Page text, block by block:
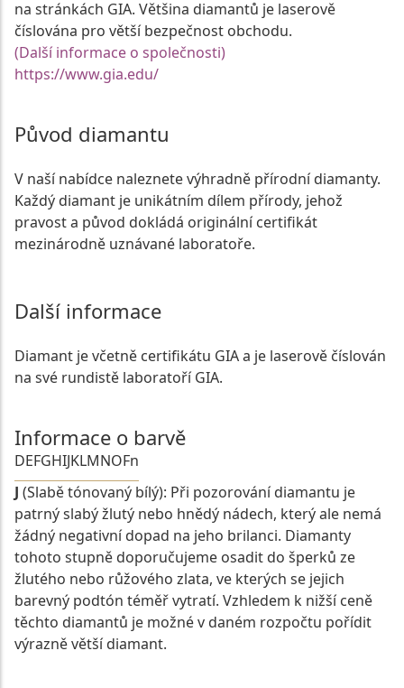
na stránkách GIA. Většina diamantů je laserově
číslována pro větší bezpečnost obchodu.
(Další informace o společnosti)
https://www.gia.edu/
Původ diamantu
V naší nabídce naleznete výhradně přírodní diamanty.
Každý diamant je unikátním dílem přírody, jehož
pravost a původ dokládá originální certifikát
mezinárodně uznávané laboratoře.
Další informace
Diamant je včetně certifikátu GIA a je laserově číslován
na své rundistě laboratoří GIA.
Informace o barvě
DEFGHIJKLMNOFn
J (Slabě tónovaný bílý): Při pozorování diamantu je
patrný slabý žlutý nebo hnědý nádech, který ale nemá
žádný negativní dopad na jeho brilanci. Diamanty
tohoto stupně doporučujeme osadit do šperků ze
žlutého nebo růžového zlata, ve kterých se jejich
barevný podtón téměř vytratí. Vzhledem k nižší ceně
těchto diamantů je možné v daném rozpočtu pořídit
výrazně větší diamant.